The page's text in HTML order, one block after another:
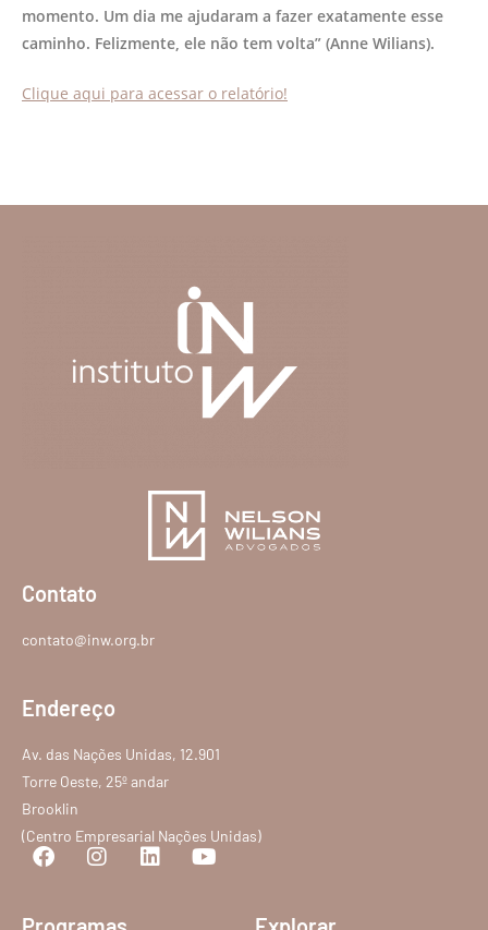
momento. Um dia me ajudaram a fazer exatamente esse
caminho. Felizmente, ele não tem volta” (Anne Wilians).
Clique aqui para acessar o relatório!
Contato
contato@inw.org.br
Endereço
Av. das Nações Unidas, 12.901
Torre Oeste, 25º andar
Brooklin
(Centro Empresarial Nações Unidas)